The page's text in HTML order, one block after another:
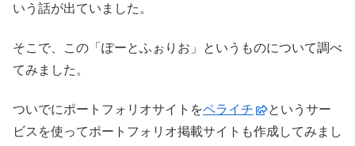
いう話が出ていました。
そこで、この「ぽーとふぉりお」というものについて調べ
てみました。
ついでにポートフォリオサイトをペライチ
というサー
ビスを使ってポートフォリオ掲載サイトも作成してみまし